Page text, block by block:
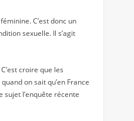
C’est donc un
sexuelle. Il s’agit
croire que les
on sait qu’en France
l’enquête récente